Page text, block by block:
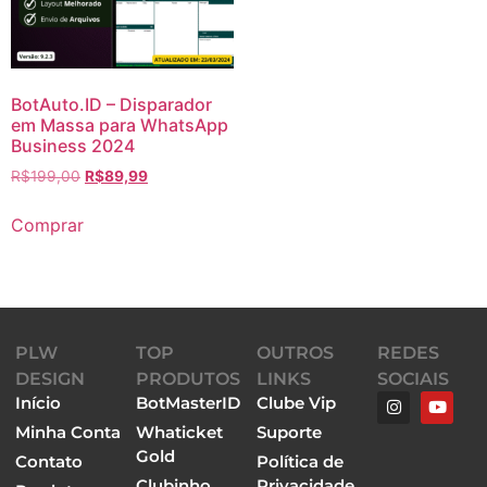
BotAuto.ID – Disparador
em Massa para WhatsApp
Business 2024
R$199,00 R$89,99
Comprar
PLW
DESIGN
Início
Minha Conta
Contato
TOP
PRODUTOS
BotMasterID
Whaticket
Gold
OUTROS
LINKS
Clube Vip
Suporte
Política de
REDES
SOCIAIS